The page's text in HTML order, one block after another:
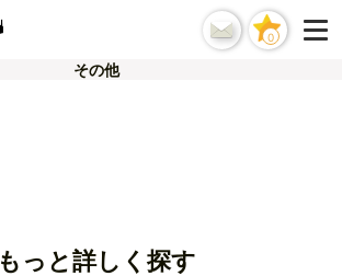
0
その他
もっと詳しく探す